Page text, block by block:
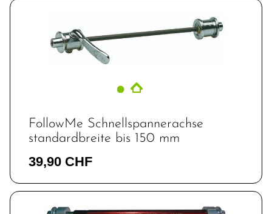
FollowMe Schnellspannerachse
standardbreite bis 150 mm
39,90 CHF